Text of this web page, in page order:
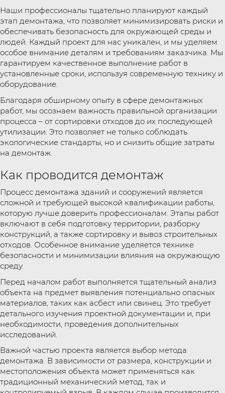
Наши профессионалы тщательно планируют каждый
этап демонтажа, что позволяет минимизировать риски и
обеспечивать безопасность для окружающей среды и
людей. Каждый проект для нас уникален, и мы уделяем
особое внимание деталям и требованиям заказчика. Мы
гарантируем качественное выполнение работ в
установленные сроки, используя современную технику и
оборудование.
Благодаря обширному опыту в сфере демонтажных
работ, мы осознаем важность правильной организации
процесса – от сортировки отходов до их последующей
утилизации. Это позволяет не только соблюдать
экологические стандарты, но и снизить общие затраты
на демонтаж.
Как проводится демонтаж
Процесс демонтажа зданий и сооружений является
сложной и требующей высокой квалификации работы,
которую лучше доверить профессионалам. Этапы работ
включают в себя подготовку территории, разборку
конструкций, а также сортировку и вывоз строительных
отходов. Особенное внимание уделяется технике
безопасности и минимизации влияния на окружающую
среду.
Перед началом работ выполняется тщательный анализ
объекта на предмет выявления потенциально опасных
материалов, таких как асбест или свинец. Это требует
детального изучения проектной документации и, при
необходимости, проведения дополнительных
исследований.
Важной частью проекта является выбор метода
демонтажа. В зависимости от размера, конструкции и
местоположения объекта может применяться как
традиционный механический метод, так и